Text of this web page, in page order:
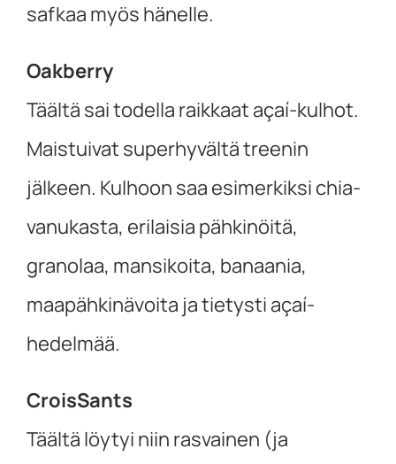
safkaa myös hänelle.
Oakberry
Täältä sai todella raikkaat açaí-kulhot.
Maistuivat superhyvältä treenin
jälkeen. Kulhoon saa esimerkiksi chia-
vanukasta, erilaisia pähkinöitä,
granolaa, mansikoita, banaania,
maapähkinävoita ja tietysti açaí-
hedelmää.
CroisSants
Täältä löytyi niin rasvainen (ja